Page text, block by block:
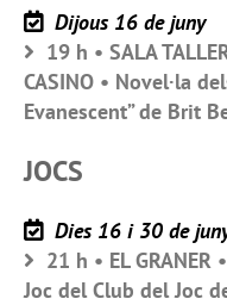
Dijous 16 de juny
19 h • SALA
CASINO • Novel·la
Evanescent” de Brit
JOCS
Dies 16 i 30 de
21 h • EL
Joc del Club del Joc